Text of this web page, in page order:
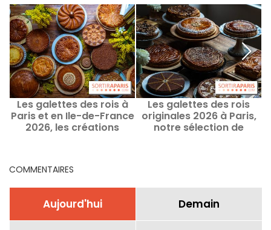
Les galettes des rois à
Paris et en Ile-de-France
2026, les créations
Les galettes des rois
originales 2026 à Paris,
notre sélection de
COMMENTAIRES
Aujourd'hui Demain